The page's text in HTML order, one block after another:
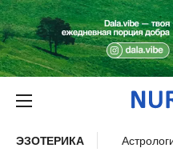
ЭЗОТЕРИКА